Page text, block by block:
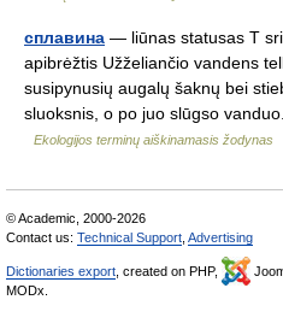
сплавина — liūnas statusas T
apibrėžtis Užželiančio vandens
susipynusių augalų šaknų bei
sluoksnis, o po juo slūgso
Ekologijos terminų aiškinamasis žodynas
© Academic, 2000-2026
Contact us: Technical Support Advertising
Dictionaries export , created on PHP,
MODx.